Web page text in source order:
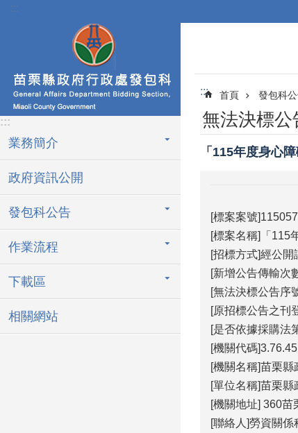
跳到主要內容區塊
:::
:::
業務簡介
政府資訊公開
發包科公告
作業流程
下載區
相關網站
::: 首頁 發包科
無法決標公
「115年度身心
[標案案號]115057
[標案名稱]「115
[招標方式]經公
[新增公告傳輸次
[無法決標公告序
[原招標公告之刊
[是否依據採購法
[機關代碼]3.76.45
[機關名稱]苗栗縣
[單位名稱]苗栗
[機關地址] 360苗
[聯絡人]勞資關係